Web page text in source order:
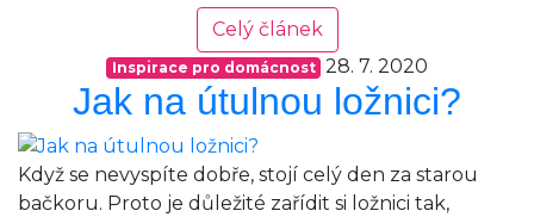
ložnici
v
minimalistickém,
skandinávském
a
vintage
stylu
Celý článek
Inspirace pro domácnost 28. 7. 2020
Jak na útulnou ložnici?
Když se nevyspíte dobře, stojí celý den za starou
bačkoru. Proto je důležité zařídit si ložnici tak,